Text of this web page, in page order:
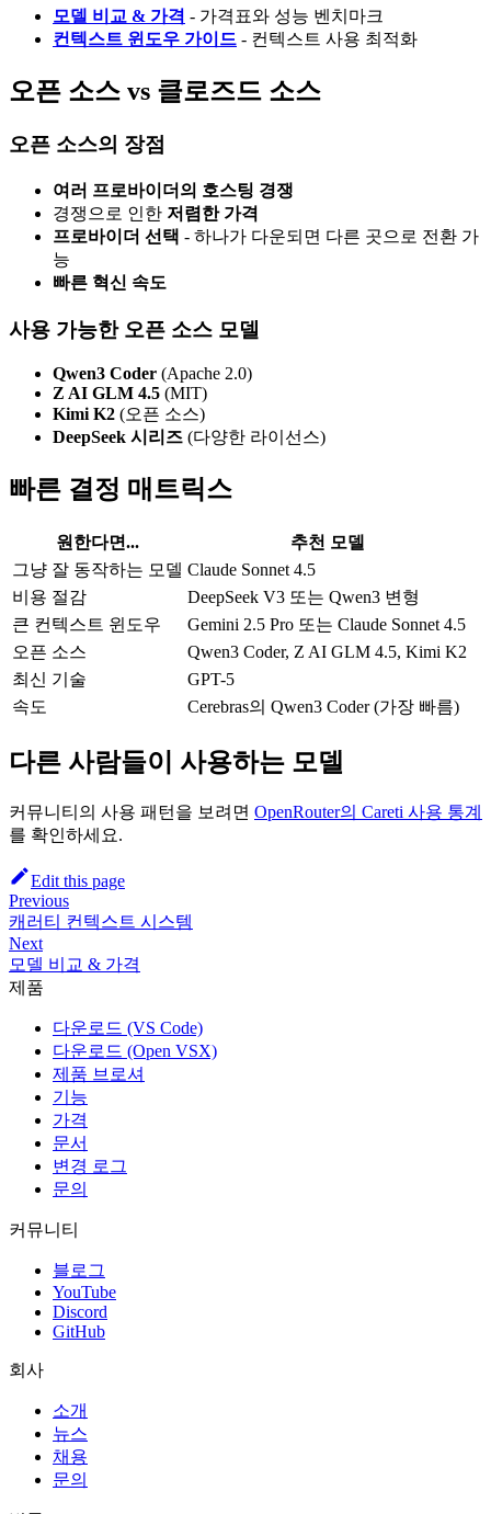
모델 비교 & 가격 - 가격표와 성능 벤치마크
컨텍스트 윈도우 가이드 - 컨텍스트 사용 최적화
오픈 소스 vs 클로즈드 소스
오픈 소스의 장점
여러 프로바이더의 호스팅 경쟁
경쟁으로 인한 저렴한 가격
프로바이더 선택 - 하나가 다운되면 다른 곳으로 전환 가
능
빠른 혁신 속도
사용 가능한 오픈 소스 모델
Qwen3 Coder (Apache 2.0)
Z AI GLM 4.5 (MIT)
Kimi K2 (오픈 소스)
DeepSeek 시리즈 (다양한 라이선스)
빠른 결정 매트릭스
원한다면...
추천 모델
그냥 잘 동작하는 모델 Claude Sonnet 4.5
비용 절감
DeepSeek V3 또는 Qwen3 변형
큰 컨텍스트 윈도우
Gemini 2.5 Pro 또는 Claude Sonnet 4.5
오픈 소스
Qwen3 Coder, Z AI GLM 4.5, Kimi K2
최신 기술
GPT-5
속도
Cerebras의 Qwen3 Coder (가장 빠름)
다른 사람들이 사용하는 모델
커뮤니티의 사용 패턴을 보려면 OpenRouter의 Careti 사용 통계
를 확인하세요.
Edit this page
Previous
캐러티 컨텍스트 시스템
Next
모델 비교 & 가격
제품
다운로드 (VS Code)
다운로드 (Open VSX)
제품 브로셔
기능
가격
문서
변경 로그
문의
커뮤니티
블로그
YouTube
Discord
GitHub
회사
소개
뉴스
채용
문의